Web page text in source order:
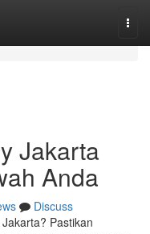
Jakarta
Anda
Discuss
Pastikan